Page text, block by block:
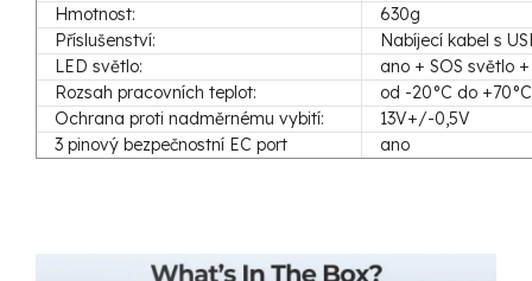
Hmotnost:
630g
Příslušenství:
Nabíjecí kabel s
LED světlo:
ano + SOS světlo
Rozsah pracovních teplot:
od -20°C do +70°C
Ochrana proti nadměrnému vybití:
13V+/-0,5V
3 pinový bezpečnostní EC port
ano